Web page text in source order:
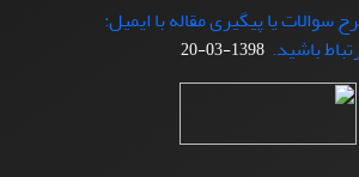
سوالات یا پیگیری مقاله با ایمیل:
1398-03-20